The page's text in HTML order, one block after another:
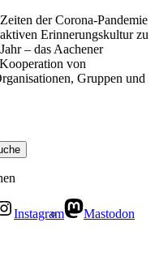
der Corona-Pandemie
Erinnerungskultur zu
– das Aachener
von
Gruppen und
Instagram
Mastodon